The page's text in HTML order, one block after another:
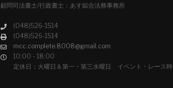
顧問司法書士/行政書士：あす綜合法務事務所
(048)526-1514
(048)526-1514
mcc.complete.8008@gmail.com
10:00 - 18:00
定休日：火曜日＆第一・第三水曜日 イベント・レース時